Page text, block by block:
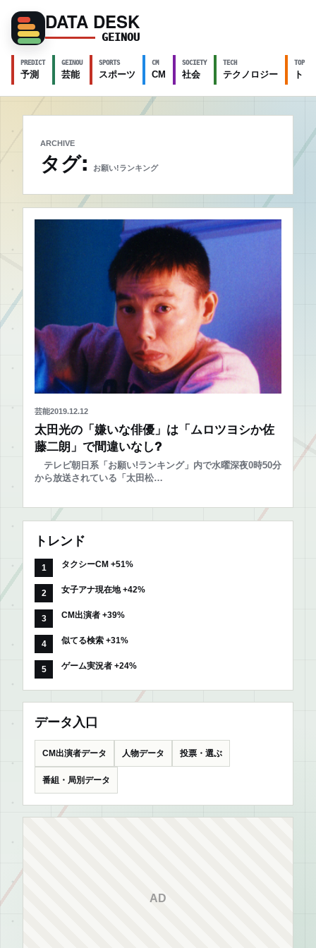
DATA DESK
GEINOU
PREDICT
予測
GEINOU
芸能
SPORTS
スポーツ
CM
CM
SOCIETY
社会
TECH
テクノロジー
TOPICS
ト
ARCHIVE
タグ: お願い!ランキング
芸能2019.12.12
太田光の「嫌いな俳優」は「ムロツヨシか佐
藤二朗」で間違いなし?
テレビ朝日系「お願い!ランキング」内で水曜深夜0時50分
から放送されている「太田松…
トレンド
タクシーCM +51%
女子アナ現在地 +42%
CM出演者 +39%
似てる検索 +31%
ゲーム実況者 +24%
データ入口
CM出演者データ 人物データ 投票・選ぶ
番組・局別データ
AD